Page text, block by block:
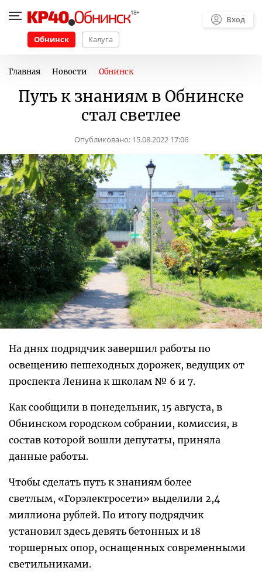
Обнинск Калуга
Вход
Главная Новости Обнинск
Путь к знаниям в Обнинске
стал светлее
Опубликовано: 15.08.2022 17:06
На днях подрядчик завершил работы по
освещению пешеходных дорожек, ведущих от
проспекта Ленина к школам № 6 и 7.
Как сообщили в понедельник, 15 августа, в
Обнинском городском собрании, комиссия, в
состав которой вошли депутаты, приняла
данные работы.
Чтобы сделать путь к знаниям более
светлым, «Горэлектросети» выделили 2,4
миллиона рублей. По итогу подрядчик
установил здесь девять бетонных и 18
торшерных опор, оснащенных современными
светильниками.